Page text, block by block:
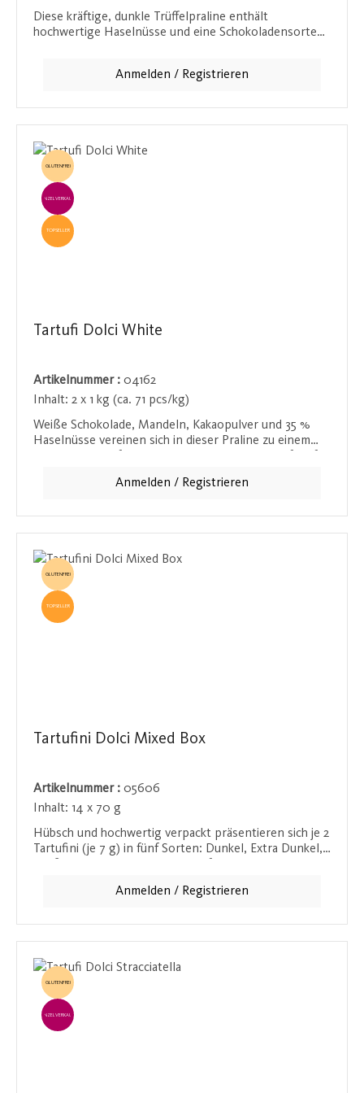
Diese kräftige, dunkle Trüffelpraline enthält
hochwertige Haselnüsse und eine Schokoladensorte
gerösteten Nüssen sorgt für ein harmonisches
nachklingt.
Anmelden / Registrieren
GLUTENFREI
EINZELVERKAUF
TOPSELLER
Tartufi Dolci White
Artikelnummer : 04162
Inhalt: 2 x 1 kg (ca. 71 pcs/kg)
Weiße Schokolade, Mandeln, Kakaopulver und 35 %
Haselnüsse vereinen sich in dieser Praline zu einem
Anmelden / Registrieren
GLUTENFREI
TOPSELLER
Tartufini Dolci Mixed Box
Artikelnummer : 05606
Inhalt: 14 x 70 g
Hübsch und hochwertig verpackt präsentieren sich je 2
Tartufini (je 7 g) in fünf Sorten: Dunkel, Extra Dunkel,
Anmelden / Registrieren
GLUTENFREI
EINZELVERKAUF